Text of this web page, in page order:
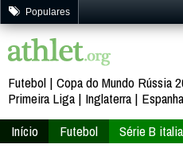
Populares
Futebol Copa do Mundo Rússia
Primeira Liga
Inglaterra Espanha
Início
Futebol Série B